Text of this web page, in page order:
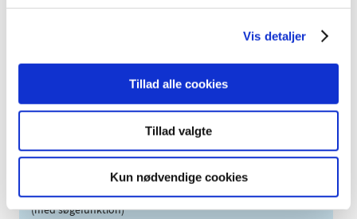
Vis detaljer
Tillad alle cookies
Tillad valgte
Kun nødvendige cookies
Meddelelser om forsyning af medicin til mennesker og dyr
Sikkerhedsmeddelelser om medicinsk udstyr
(med søgefunktion)